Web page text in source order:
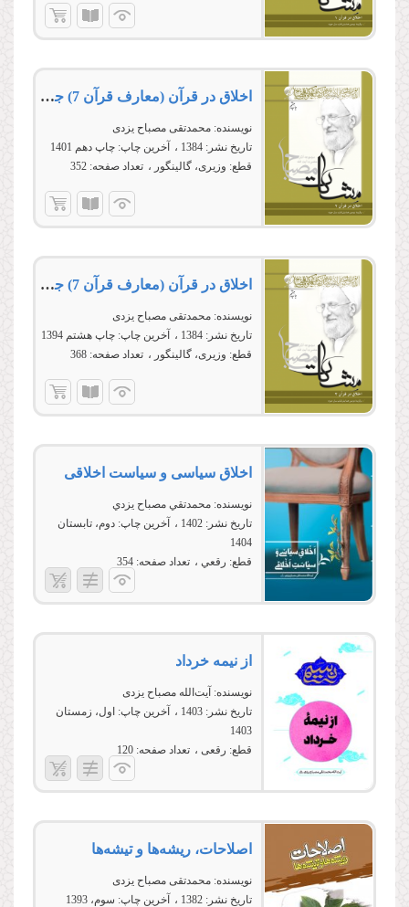
اخلاق در قرآن (معارف قرآن 7) جلد دوم
نویسنده: محمدتقی مصباح یزدی
تاریخ نشر: 1384 آخرین چاپ: چاپ دهم 1401
قطع: وزیری، گالینگور تعداد صفحه: 352
اخلاق در قرآن (معارف قرآن 7) جلد سوم
نویسنده: محمدتقی مصباح یزدی
تاریخ نشر: 1384 آخرین چاپ: چاپ هشتم 1394
قطع: وزیری، گالینگور تعداد صفحه: 368
اخلاق سياسی و سياست اخلاقی
نویسنده: محمدتقي مصباح يزدي
تاریخ نشر: 1402 آخرین چاپ: دوم، تابستان
1404
قطع: رقعي تعداد صفحه: 354
از نیمه خرداد
نویسنده: آیت‌الله مصباح یزدی
تاریخ نشر: 1403 آخرین چاپ: اول، زمستان
1403
قطع: رقعی تعداد صفحه: 120
اصلاحات، ریشه‏‌ها و تیشه‏‌ها‏‏‏‏
نویسنده: محمدتقی مصباح یزدی
تاریخ نشر: 1382 آخرین چاپ: سوم، 1393